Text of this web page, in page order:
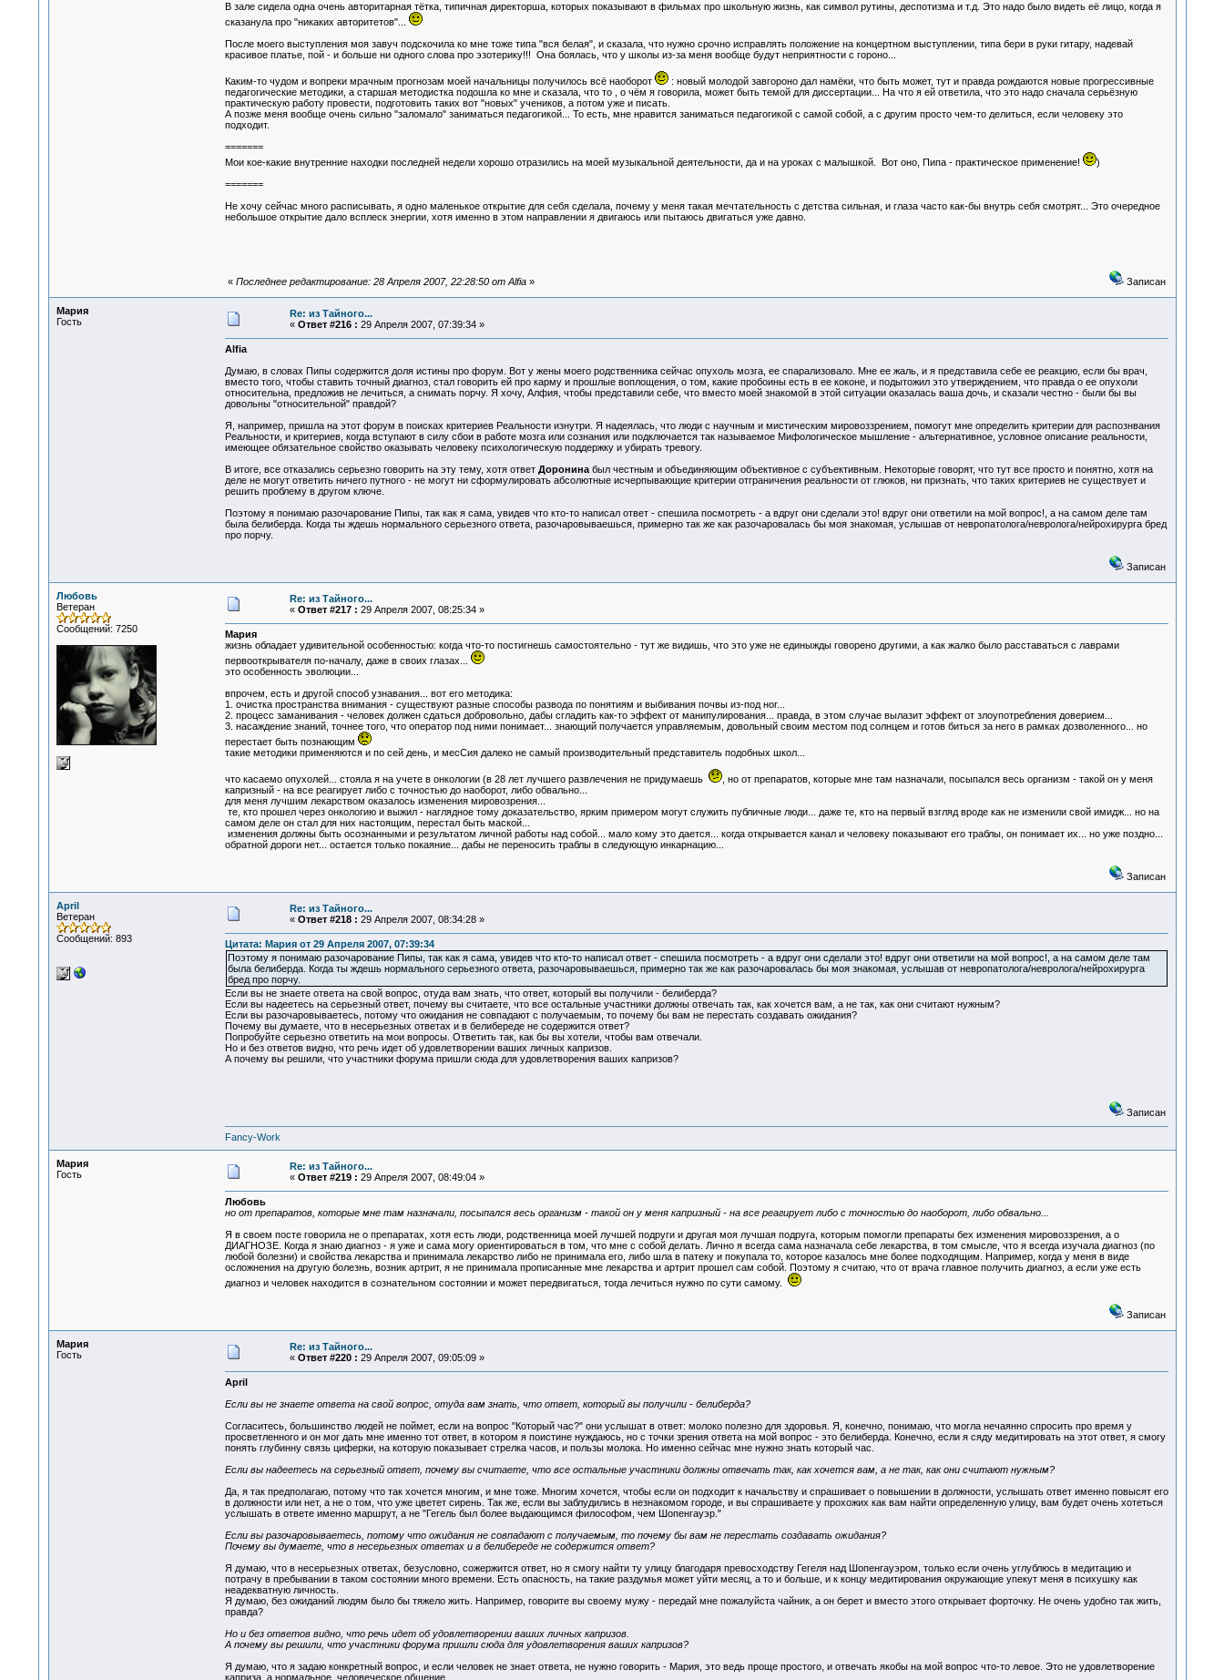
В зале сидела одна очень авторитарная тётка, типичная директорша, которых показывают в фильмах про школьную жизнь, как символ рутины, деспотизма и т.д. Это надо было видеть её лицо, когда я
сказанула про "никаких авторитетов"...
После моего выступления моя завуч подскочила ко мне тоже типа "вся белая", и сказала, что нужно срочно исправлять положение на концертном выступлении, типа бери в руки гитару, надевай
красивое платье, пой - и больше ни одного слова про эзотерику!!! Она боялась, что у школы из-за меня вообще будут неприятности с гороно...
Каким-то чудом и вопреки мрачным прогнозам моей начальницы получилось всё наоборот
: новый молодой завгороно дал намёки, что быть может, тут и правда рождаются новые прогрессивные
педагогические методики, а старшая методистка подошла ко мне и сказала, что то , о чём я говорила, может быть темой для диссертации... На что я ей ответила, что это надо сначала серьёзную
практическую работу провести, подготовить таких вот "новых" учеников, а потом уже и писать.
А позже меня вообще очень сильно "заломало" заниматься педагогикой... То есть, мне нравится заниматься педагогикой с самой собой, а с другим просто чем-то делиться, если человеку это
подходит.
=======
Мои кое-какие внутренние находки последней недели хорошо отразились на моей музыкальной деятельности, да и на уроках с малышкой. Вот оно, Пипа - практическое применение!
)
=======
Не хочу сейчас много расписывать, я одно маленькое открытие для себя сделала, почему у меня такая мечтательность с детства сильная, и глаза часто как-бы внутрь себя смотрят... Это очередное
небольшое открытие дало всплеск энергии, хотя именно в этом направлении я двигаюсь или пытаюсь двигаться уже давно.
« Последнее редактирование: 28 Апреля 2007, 22:28:50 от Alfia» Записан
Мария
Гость
Re: из Тайного...
« Ответ #216 : 29 Апреля 2007, 07:39:34 »
Alfia
Думаю, в словах Пипы содержится доля истины про форум. Вот у жены моего родственника сейчас опухоль мозга, ее спарализовало. Мне ее жаль, и я представила себе ее реакцию, если бы врач,
вместо того, чтобы ставить точный диагноз, стал говорить ей про карму и прошлые воплощения, о том, какие пробоины есть в ее коконе, и подытожил это утверждением, что правда о ее опухоли
относительна, предложив не лечиться, а снимать порчу. Я хочу, Алфия, чтобы представили себе, что вместо моей знакомой в этой ситуации оказалась ваша дочь, и сказали честно - были бы вы
довольны "относительной" правдой?
Я, например, пришла на этот форум в поисках критериев Реальности изнутри. Я надеялась, что люди с научным и мистическим мировоззрением, помогут мне определить критерии для распознвания
Реальности, и критериев, когда вступают в силу сбои в работе мозга или сознания или подключается так называемое Мифологическое мышление - альтернативное, условное описание реальности,
имеющее обязательное свойство оказывать человеку психологическую поддержку и убирать тревогу.
В итоге, все отказались серьезно говорить на эту тему, хотя ответ Доронинабыл честным и объединяющим объективное с субъективным. Некоторые говорят, что тут все просто и понятно, хотя на
деле не могут ответить ничего путного - не могут ни сформулировать абсолютные исчерпывающие критерии отграничения реальности от глюков, ни признать, что таких критериев не существует и
решить проблему в другом ключе.
Поэтому я понимаю разочарование Пипы, так как я сама, увидев что кто-то написал ответ - спешила посмотреть - а вдруг они сделали это! вдруг они ответили на мой вопрос!, а на самом деле там
была белиберда. Когда ты ждешь нормального серьезного ответа, разочаровываешься, примерно так же как разочаровалась бы моя знакомая, услышав от невропатолога/невролога/нейрохирурга бред
про порчу.
Записан
Любовь
Ветеран
Сообщений: 7250
Re: из Тайного...
« Ответ #217 : 29 Апреля 2007, 08:25:34 »
Мария
жизнь обладает удивительной особенностью: когда что-то постигнешь самостоятельно - тут же видишь, что это уже не единыжды говорено другими, а как жалко было расставаться с лаврами
первооткрывателя по-началу, даже в своих глазах...
это особенность эволюции...
впрочем, есть и другой способ узнавания... вот его методика:
1. очистка пространства внимания - существуют разные способы развода по понятиям и выбивания почвы из-под ног...
2. процесс заманивания - человек должен сдаться добровольно, дабы сгладить как-то эффект от манипулирования... правда, в этом случае вылазит эффект от злоупотребления доверием...
3. насаждение знаний, точнее того, что оператор под ними понимает... знающий получается управляемым, довольный своим местом под солнцем и готов биться за него в рамках дозволенного... но
перестает быть познающим
такие методики применяются и по сей день, и месСия далеко не самый производительный представитель подобных школ...
что касаемо опухолей... стояла я на учете в онкологии (в 28 лет лучшего развлечения не придумаешь
, но от препаратов, которые мне там назначали, посыпался весь организм - такой он у меня
капризный - на все реагирует либо с точностью до наоборот, либо обвально...
для меня лучшим лекарством оказалось изменения мировозрения...
те, кто прошел через онкологию и выжил - наглядное тому доказательство, ярким примером могут служить публичные люди... даже те, кто на первый взгляд вроде как не изменили свой имидж... но на
самом деле он стал для них настоящим, перестал быть маской...
изменения должны быть осознанными и результатом личной работы над собой... мало кому это дается... когда открывается канал и человеку показывают его траблы, он понимает их... но уже поздно...
обратной дороги нет... остается только покаяние... дабы не переносить траблы в следующую инкарнацию...
Записан
April
Ветеран
Сообщений: 893
Re: из Тайного...
« Ответ #218 : 29 Апреля 2007, 08:34:28 »
Цитата: Мария от 29 Апреля 2007, 07:39:34
Поэтому я понимаю разочарование Пипы, так как я сама, увидев что кто-то написал ответ - спешила посмотреть - а вдруг они сделали это! вдруг они ответили на мой вопрос!, а на самом деле там
была белиберда. Когда ты ждешь нормального серьезного ответа, разочаровываешься, примерно так же как разочаровалась бы моя знакомая, услышав от невропатолога/невролога/нейрохирурга
бред про порчу.
Если вы не знаете ответа на свой вопрос, отуда вам знать, что ответ, который вы получили - белиберда?
Если вы надеетесь на серьезный ответ, почему вы считаете, что все остальные участники должны отвечать так, как хочется вам, а не так, как они считают нужным?
Если вы разочаровываетесь, потому что ожидания не совпадают с получаемым, то почему бы вам не перестать создавать ожидания?
Почему вы думаете, что в несерьезных ответах и в белибереде не содержится ответ?
Попробуйте серьезно ответить на мои вопросы. Ответить так, как бы вы хотели, чтобы вам отвечали.
Но и без ответов видно, что речь идет об удовлетворении ваших личных капризов.
А почему вы решили, что участники форума пришли сюда для удовлетворения ваших капризов?
Записан
Fancy-Work
Мария
Гость
Re: из Тайного...
« Ответ #219 : 29 Апреля 2007, 08:49:04 »
Любовь
но от препаратов, которые мне там назначали, посыпался весь организм - такой он у меня капризный - на все реагирует либо с точностью до наоборот, либо обвально...
Я в своем посте говорила не о препаратах, хотя есть люди, родственница моей лучшей подруги и другая моя лучшая подруга, которым помогли препараты бех изменения мировоззрения, а о
ДИАГНОЗЕ. Когда я знаю диагноз - я уже и сама могу ориентироваться в том, что мне с собой делать. Лично я всегда сама назначала себе лекарства, в том смысле, что я всегда изучала диагноз (по
любой болезни) и свойства лекарства и принимала лекарство либо не принимала его, либо шла в патеку и покупала то, которое казалось мне более подходящим. Например, когда у меня в виде
осложнения на другую болезнь, возник артрит, я не принимала прописанные мне лекарства и артрит прошел сам собой. Поэтому я считаю, что от врача главное получить диагноз, а если уже есть
диагноз и человек находится в сознательном состоянии и может передвигаться, тогда лечиться нужно по сути самому.
Записан
Мария
Гость
Re: из Тайного...
« Ответ #220 : 29 Апреля 2007, 09:05:09 »
April
Если вы не знаете ответа на свой вопрос, отуда вам знать, что ответ, который вы получили - белиберда?
Согласитесь, большинство людей не поймет, если на вопрос "Который час?" они услышат в ответ: молоко полезно для здоровья. Я, конечно, понимаю, что могла нечаянно спросить про время у
просветленного и он мог дать мне именно тот ответ, в котором я поистине нуждаюсь, но с точки зрения ответа на мой вопрос - это белиберда. Конечно, если я сяду медитировать на этот ответ, я смогу
понять глубинну связь циферки, на которую показывает стрелка часов, и пользы молока. Но именно сейчас мне нужно знать который час.
Если вы надеетесь на серьезный ответ, почему вы считаете, что все остальные участники должны отвечать так, как хочется вам, а не так, как они считают нужным?
Да, я так предполагаю, потому что так хочется многим, и мне тоже. Многим хочется, чтобы если он подходит к начальству и спрашивает о повышении в должности, услышать ответ именно повысят его
в должности или нет, а не о том, что уже цветет сирень. Так же, если вы заблудились в незнакомом городе, и вы спрашиваете у прохожих как вам найти определенную улицу, вам будет очень хотеться
услышать в ответе именно маршрут, а не "Гегель был более выдающимся философом, чем Шопенгауэр."
Если вы разочаровываетесь, потому что ожидания не совпадают с получаемым, то почему бы вам не перестать создавать ожидания?
Почему вы думаете, что в несерьезных ответах и в белибереде не содержится ответ?
Я думаю, что в несерьезных ответах, безусловно, сожержится ответ, но я смогу найти ту улицу благодаря превосходству Гегеля над Шопенгауэром, только если очень углублюсь в медитацию и
потрачу в пребывании в таком состоянии много времени. Есть опасность, на такие раздумья может уйти месяц, а то и больше, и к концу медитирования окружающие упекут меня в психушку как
неадекватную личность.
Я думаю, без ожиданий людям было бы тяжело жить. Например, говорите вы своему мужу - передай мне пожалуйста чайник, а он берет и вместо этого открывает форточку. Не очень удобно так жить,
правда?
Но и без ответов видно, что речь идет об удовлетворении ваших личных капризов.
А почему вы решили, что участники форума пришли сюда для удовлетворения ваших капризов?
Я думаю, что я задаю конкретный вопрос, и если человек не знает ответа, не нужно говорить - Мария, это ведь проще простого, и отвечать якобы на мой вопрос что-то левое. Это не удовлетворение
каприза, а нормальное человеческое общение.